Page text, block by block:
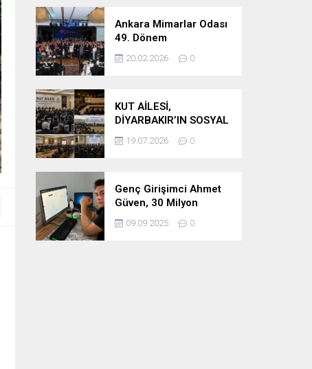
Ankara Mimarlar Odası
49. Dönem
Seçimlerinde Turuncu
Liste Güven Tazeledi
20.02.2026 0
KUT AİLESİ,
DİYARBAKIR’IN SOSYAL
YAPISINDA GÜÇLÜ
YERİNİ KORUYOR
19.07.2026 0
Genç Girişimci Ahmet
Güven, 30 Milyon
Etkileşimin Ardındaki
İsim!
09.09.2025 0